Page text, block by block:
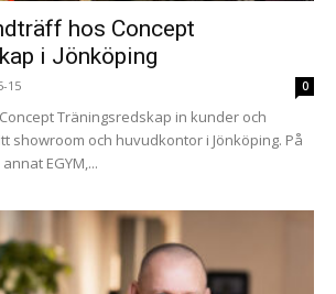
hos Concept
i Jönköping
15 0
Träningsredskap in kunder och
showroom och huvudkontor i Jönköping. På
EGYM,...